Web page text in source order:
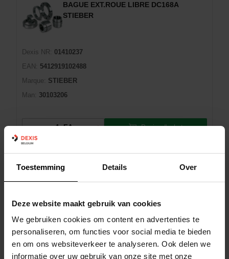
Toestemming Details Over
Deze website maakt gebruik van cookies
We gebruiken cookies om content en advertenties te
personaliseren, om functies voor social media te bieden
en om ons websiteverkeer te analyseren. Ook delen we
informatie over uw gebruik van onze site met onze
BAGUE EXT.ROUE LIBRE DC168A
STIEBER
Dexis NR:
01410237
EAN:
5412919102488
Marque:
STIEBER
Man:
30103206
EA Panier d'achat
Dexis NR: 01410405
EAN: 5412919104062